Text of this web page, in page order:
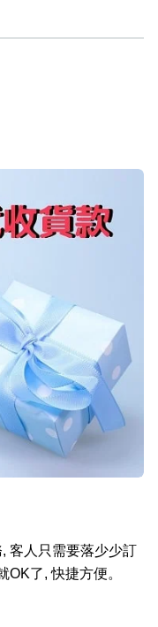
客人只需要落少少訂
了, 快捷方便。